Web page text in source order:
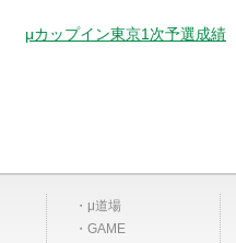
μカップイン東京1次予選成績
μ道場
GAME